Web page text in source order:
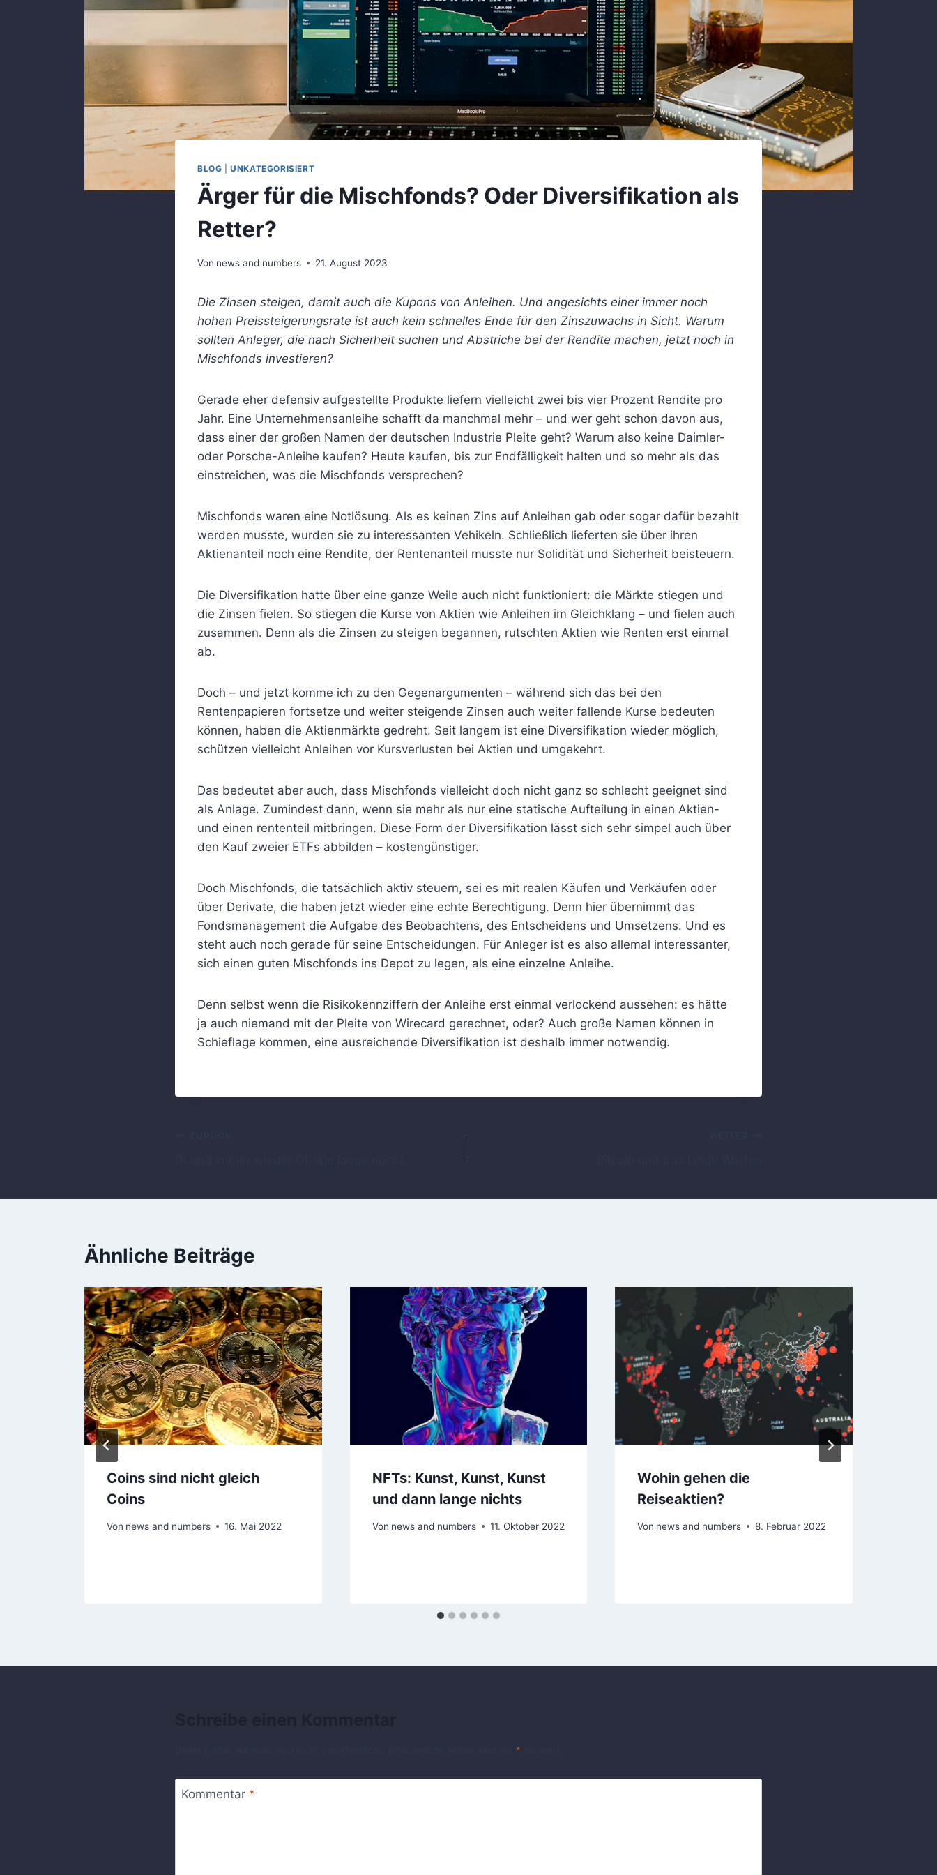
BLOG |UNKATEGORISIERT
Ärger für die Mischfonds? Oder Diversifikation als
Retter?
Von news and numbers 21. August 2023
Die Zinsen steigen, damit auch die Kupons von Anleihen. Und angesichts einer immer noch
hohen Preissteigerungsrate ist auch kein schnelles Ende für den Zinszuwachs in Sicht. Warum
sollten Anleger, die nach Sicherheit suchen und Abstriche bei der Rendite machen, jetzt noch in
Mischfonds investieren?
Gerade eher defensiv aufgestellte Produkte liefern vielleicht zwei bis vier Prozent Rendite pro
Jahr. Eine Unternehmensanleihe schafft da manchmal mehr – und wer geht schon davon aus,
dass einer der großen Namen der deutschen Industrie Pleite geht? Warum also keine Daimler-
oder Porsche-Anleihe kaufen? Heute kaufen, bis zur Endfälligkeit halten und so mehr als das
einstreichen, was die Mischfonds versprechen?
Mischfonds waren eine Notlösung. Als es keinen Zins auf Anleihen gab oder sogar dafür bezahlt
werden musste, wurden sie zu interessanten Vehikeln. Schließlich lieferten sie über ihren
Aktienanteil noch eine Rendite, der Rentenanteil musste nur Solidität und Sicherheit beisteuern.
Die Diversifikation hatte über eine ganze Weile auch nicht funktioniert: die Märkte stiegen und
die Zinsen fielen. So stiegen die Kurse von Aktien wie Anleihen im Gleichklang – und fielen auch
zusammen. Denn als die Zinsen zu steigen begannen, rutschten Aktien wie Renten erst einmal
ab.
Doch – und jetzt komme ich zu den Gegenargumenten – während sich das bei den
Rentenpapieren fortsetze und weiter steigende Zinsen auch weiter fallende Kurse bedeuten
können, haben die Aktienmärkte gedreht. Seit langem ist eine Diversifikation wieder möglich,
schützen vielleicht Anleihen vor Kursverlusten bei Aktien und umgekehrt.
Das bedeutet aber auch, dass Mischfonds vielleicht doch nicht ganz so schlecht geeignet sind
als Anlage. Zumindest dann, wenn sie mehr als nur eine statische Aufteilung in einen Aktien-
und einen rententeil mitbringen. Diese Form der Diversifikation lässt sich sehr simpel auch über
den Kauf zweier ETFs abbilden – kostengünstiger.
Doch Mischfonds, die tatsächlich aktiv steuern, sei es mit realen Käufen und Verkäufen oder
über Derivate, die haben jetzt wieder eine echte Berechtigung. Denn hier übernimmt das
Fondsmanagement die Aufgabe des Beobachtens, des Entscheidens und Umsetzens. Und es
steht auch noch gerade für seine Entscheidungen. Für Anleger ist es also allemal interessanter,
sich einen guten Mischfonds ins Depot zu legen, als eine einzelne Anleihe.
Denn selbst wenn die Risikokennziffern der Anleihe erst einmal verlockend aussehen: es hätte
ja auch niemand mit der Pleite von Wirecard gerechnet, oder? Auch große Namen können in
Schieflage kommen, eine ausreichende Diversifikation ist deshalb immer notwendig.
Ähnliche Beiträge
Coins sind nicht gleich
Coins
Von news and numbers 16. Mai 2022
NFTs: Kunst, Kunst, Kunst
und dann lange nichts
Von news and numbers 11. Oktober 2022
Wohin gehen die
Reiseaktien?
Von news and numbers 8. Februar 2022
*
Kommentar *